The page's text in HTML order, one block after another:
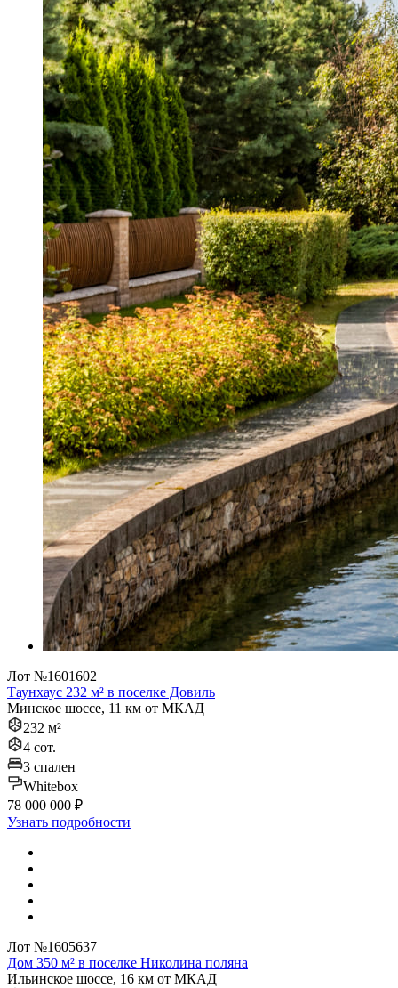
Лот №1601602
Таунхаус 232 м² в поселке Довиль
Минское шоссе, 11 км от МКАД
232 м²
4 сот.
3 спален
Whitebox
78 000 000 ₽
Узнать подробности
Лот №1605637
Дом 350 м² в поселке Николина поляна
Ильинское шоссе, 16 км от МКАД